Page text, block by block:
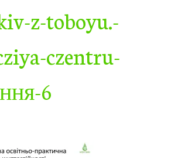
z-toboyu.-
czentru-
6